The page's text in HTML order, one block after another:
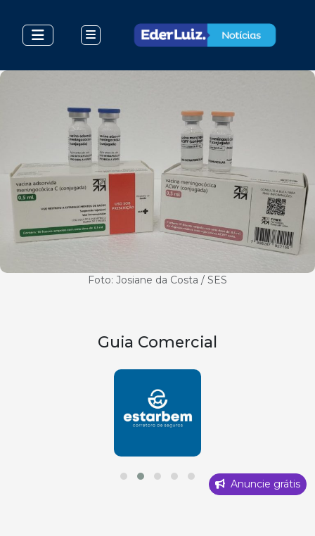
Foto: Josiane da Costa / SES
Guia Comercial
Anuncie grátis